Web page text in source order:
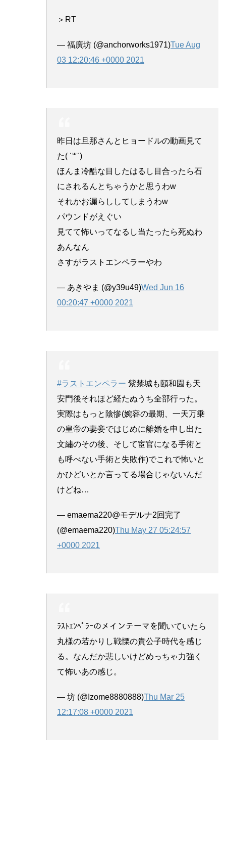
＞RT
— 福廣坊 (@anchorworks1971)Tue Aug
03 12:20:46 +0000 2021
昨日は旦那さんとヒョードルの動画見て
た( ˙꒳​˙)
ほんま冷酷な目したはるし目合ったら石
にされるんとちゃうかと思うわw
それかお漏らししてしまうわw
パウンドがえぐい
見てて怖いってなるし当たったら死ぬわ
あんなん
さすがラストエンペラーやわ
— あきやま (@y39u49)Wed Jun 16
00:20:47 +0000 2021
#ラストエンペラー 紫禁城も頤和園も天
安門後それほど経たぬうち全部行った。
実際はもっと陰惨(婉容の最期、一天万乗
の皇帝の妻妾ではじめに離婚を申し出た
文繡のその後、そして宦官になる手術と
も呼べない手術と失敗作)でこれで怖いと
かひどいとか言ってる場合じゃないんだ
けどね…
— emaema220@モデルナ2回完了
(@emaema220)Thu May 27 05:24:57
+0000 2021
ﾗｽﾄｴﾝﾍﾟﾗｰのメインテーマを聞いていたら
丸様の若かりし戦慄の貴公子時代を感じ
る。なんだか悲しいけどめっちゃ力強く
て怖いあの感じ。
— 坊 (@Izome8880888)Thu Mar 25
12:17:08 +0000 2021